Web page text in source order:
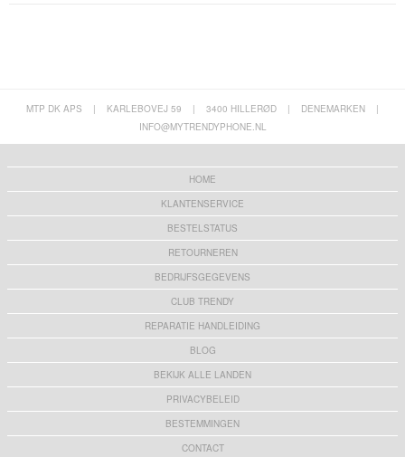
MTP DK APS | KARLEBOVEJ 59 | 3400 HILLERØD | DENEMARKEN
|
INFO@MYTRENDYPHONE.NL
HOME
KLANTENSERVICE
BESTELSTATUS
RETOURNEREN
BEDRIJFSGEGEVENS
CLUB TRENDY
REPARATIE HANDLEIDING
BLOG
BEKIJK ALLE LANDEN
PRIVACYBELEID
BESTEMMINGEN
CONTACT